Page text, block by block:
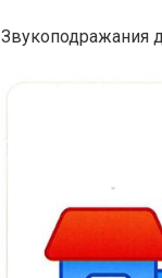
Звукоподражания